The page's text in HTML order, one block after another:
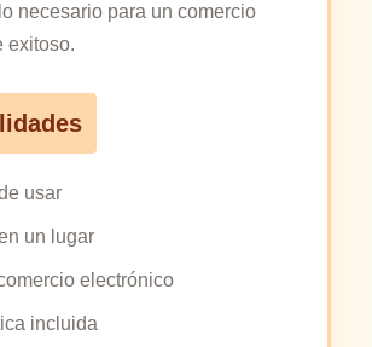
necesario para un comercio
exitoso.
usar
un lugar
electrónico
incluida